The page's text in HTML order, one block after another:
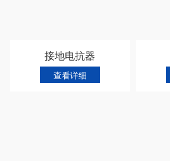
接地电抗器
查看详细